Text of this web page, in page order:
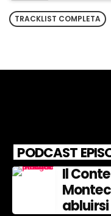
TRACKLIST COMPLETA
PODCAST
Il